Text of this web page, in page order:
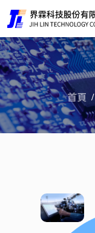
首頁